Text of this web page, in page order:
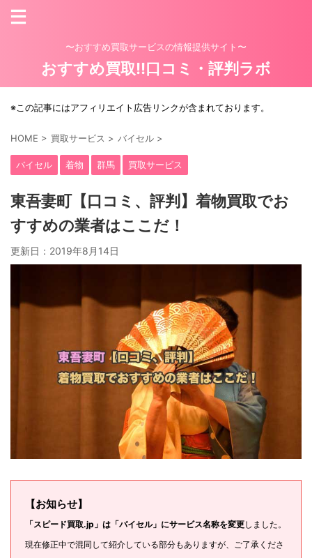
〜おすすめ買取サービスの情報提供サイト〜
おすすめ買取!!口コミ・評判ラボ
※この記事にはアフィリエイト広告リンクが含まれております。
HOME > 買取サービス > バイセル >
バイセル 着物 群馬 買取サービス
東吾妻町【口コミ、評判】着物買取でお
すすめの業者はここだ！
更新日： 2019年8月14日
【お知らせ】
「スピード買取.jp」は「バイセル」にサービス名称を変更しました。
現在修正中で混同して紹介している部分もありますが、ご了承くださ